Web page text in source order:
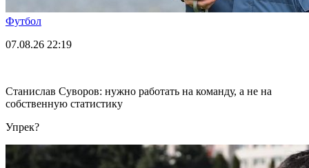
Футбол
07.08.26 22:19
Станислав Суворов: нужно работать на команду, а не на
собственную статистику
Упрек?